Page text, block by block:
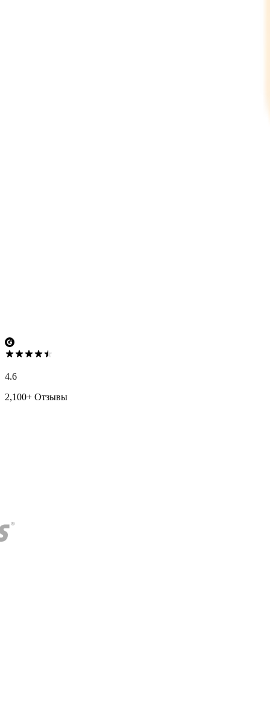
4.6
2,100+ Отзывы